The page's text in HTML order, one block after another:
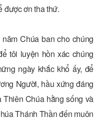
được ơn tha thứ.
Chúa ban cho chúng
tôi luyện hồn xác chúng
ngày khắc khổ ấy, để
Người, hầu xứng đáng
Chúa hằng sống và
Thánh Thần đến muôn